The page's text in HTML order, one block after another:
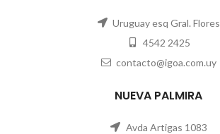
Uruguay esq Gral. Flores
4542 2425
contacto@igoa.com.uy
NUEVA PALMIRA
Avda Artigas 1083